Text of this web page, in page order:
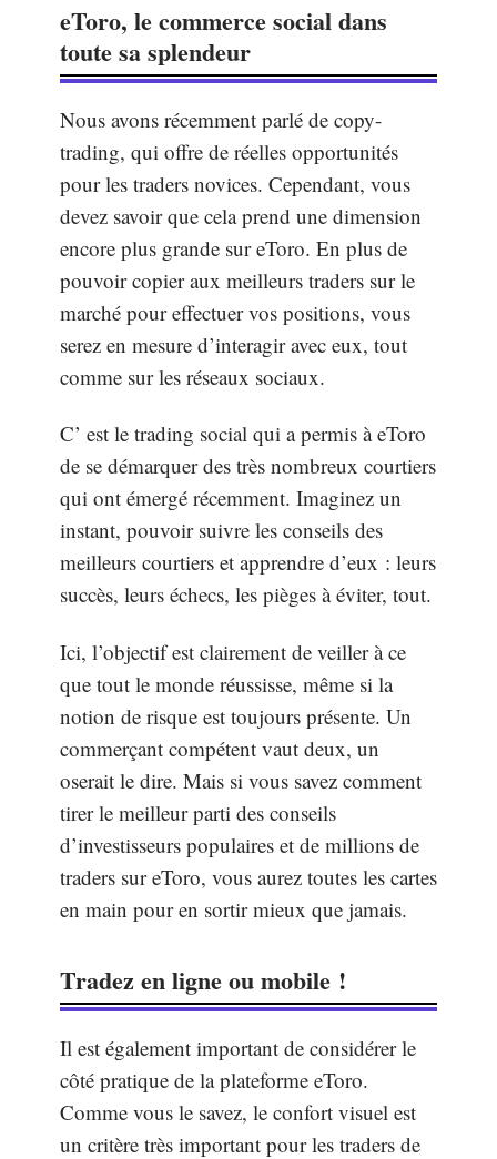
eToro, le commerce social dans
toute sa splendeur
Nous avons récemment parlé de copy-
trading, qui offre de réelles opportunités
pour les traders novices. Cependant, vous
devez savoir que cela prend une dimension
encore plus grande sur eToro. En plus de
pouvoir copier aux meilleurs traders sur le
marché pour effectuer vos positions, vous
serez en mesure d’interagir avec eux, tout
comme sur les réseaux sociaux.
C’ est le trading social qui a permis à eToro
de se démarquer des très nombreux courtiers
qui ont émergé récemment. Imaginez un
instant, pouvoir suivre les conseils des
meilleurs courtiers et apprendre d’eux : leurs
succès, leurs échecs, les pièges à éviter, tout.
Ici, l’objectif est clairement de veiller à ce
que tout le monde réussisse, même si la
notion de risque est toujours présente. Un
commerçant compétent vaut deux, un
oserait le dire. Mais si vous savez comment
tirer le meilleur parti des conseils
d’investisseurs populaires et de millions de
traders sur eToro, vous aurez toutes les cartes
en main pour en sortir mieux que jamais.
Tradez en ligne ou mobile !
Il est également important de considérer le
côté pratique de la plateforme eToro.
Comme vous le savez, le confort visuel est
un critère très important pour les traders de